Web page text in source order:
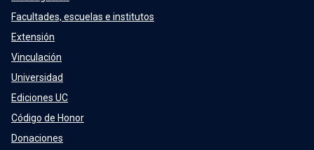
Facultades, escuelas e institutos
Extensión
Vinculación
Universidad
Ediciones UC
Código de Honor
Donaciones